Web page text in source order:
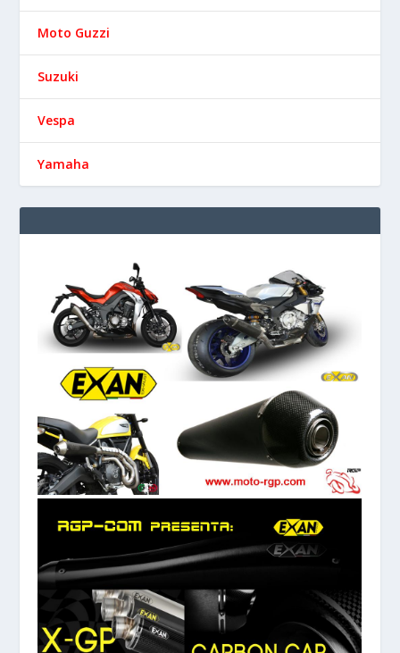
Moto Guzzi
Suzuki
Vespa
Yamaha